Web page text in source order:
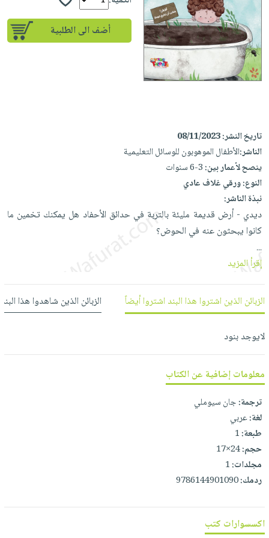
إختياراتنا
كتب
أكاديمية
صندوق
القراءة
iKitab
بلا
حدود
أسئلة
iKitab
على
Android
تحميل
iKitab
على
Apple
أسئلة
يتكرر
طرحها
تحميل
masmu3
masmu3
على
Apple
المواضيع
الأكثر
مبيعاً
إختياراتنا
القراءة
جوائز
تعليمية
الصحة
والعناية
الشخصية
أجهزة
العناية
الشخصية
العناية
وتصفيف
الشعر
العناية
بالجسم
الحمية
المطبخ
والسفرة
جديد
الكل
أواني
الطهي
الخبز
أدوات
المائدة
والتخزين
أدوات
المطبخ
متجر
الهدايا
أقسام
العودة
اكسسوارات
اكسسوارات
منزلية
اكسسوارات
ملابس
مطرزات
حقائب
عناية
بالذات
مجاني
بنود
مختارة
اشتراكات
الاشتراكات
صندوق
القراءة
iKitab
بلا
حدود
بحث
متقدم
نيل
وفرات
عن
الشركة
حسابك
لائحة
الأمنيات
أضف الى الطلبية
تاريخ النشر:08/11/2023
الناشر:الأطفال الموهوبون للوسائل التعليمية
ينصح لأعمار بين:3-6 سنوات
النوع:ورقي غلاف عادي
نبذة الناشر:
ديدي - أرض قديمة مليئة بالتربة في حدائق الأحفاد هل يمكنك تخمين ما
كانوا يبحثون عنه في الحوض؟
...
إقرأ المزيد
الزبائن الذين اشتروا هذا البند اشتروا أيضاً الزبائن الذين شاهدوا هذا
لايوجد بنود
معلومات إضافية عن الكتاب
ترجمة:جان سيوملي
لغة:عربي
طبعة:1
حجم:24×17
مجلدات:1
ردمك:9786144901090
اكسسوارات كتب